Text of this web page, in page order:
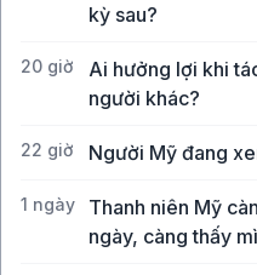
kỳ sau?
20 giờ
Ai hưởng lợi khi
người khác?
22 giờ Người Mỹ đang
1 ngày
Thanh niên Mỹ
ngày, càng thấy